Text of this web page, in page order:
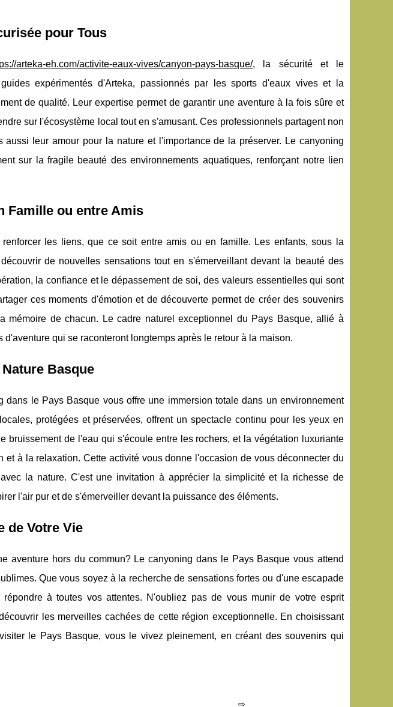
pour Tous
arteka-eh.com/activite-eaux-vives/canyon-pays-basque/, la sécurité et le
expérimentés d'Arteka, passionnés par les sports d'eaux vives et la
de qualité. Leur expertise permet de garantir une aventure à la fois sûre et
sur l'écosystème local tout en s'amusant. Ces professionnels partagent non
aussi leur amour pour la nature et l'importance de la préserver. Le canyoning
sur la fragile beauté des environnements aquatiques, renforçant notre lien
Famille ou entre Amis
les liens, que ce soit entre amis ou en famille. Les enfants, sous la
de nouvelles sensations tout en s'émerveillant devant la beauté des
la confiance et le dépassement de soi, des valeurs essentielles qui sont
ces moments d'émotion et de découverte permet de créer des souvenirs
mémoire de chacun. Le cadre naturel exceptionnel du Pays Basque, allié à
qui se raconteront longtemps après le retour à la maison.
Basque
le Pays Basque vous offre une immersion totale dans un environnement
protégées et préservées, offrent un spectacle continu pour les yeux en
bruissement de l'eau qui s'écoule entre les rochers, et la végétation luxuriante
et à la relaxation. Cette activité vous donne l'occasion de vous déconnecter du
la nature. C'est une invitation à apprécier la simplicité et la richesse de
l'air pur et de s'émerveiller devant la puissance des éléments.
de Votre Vie
aventure hors du commun? Le canyoning dans le Pays Basque vous attend
Que vous soyez à la recherche de sensations fortes ou d'une escapade
à toutes vos attentes. N'oubliez pas de vous munir de votre esprit
les merveilles cachées de cette région exceptionnelle. En choisissant
le Pays Basque, vous le vivez pleinement, en créant des souvenirs qui